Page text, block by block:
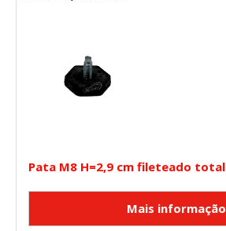
Pata M8 H=2,9 cm fileteado total